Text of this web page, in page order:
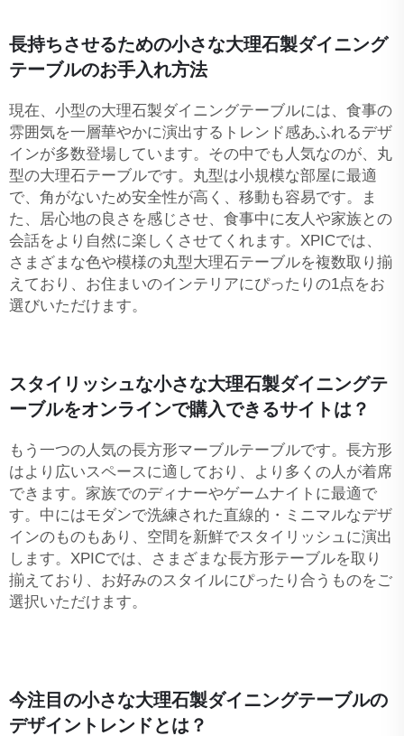
長持ちさせるための小さな大理石製ダイニング
テーブルのお手入れ方法
現在、小型の大理石製ダイニングテーブルには、食事の
雰囲気を一層華やかに演出するトレンド感あふれるデザ
インが多数登場しています。その中でも人気なのが、丸
型の大理石テーブルです。丸型は小規模な部屋に最適
で、角がないため安全性が高く、移動も容易です。ま
た、居心地の良さを感じさせ、食事中に友人や家族との
会話をより自然に楽しくさせてくれます。XPICでは、
さまざまな色や模様の丸型大理石テーブルを複数取り揃
えており、お住まいのインテリアにぴったりの1点をお
選びいただけます。
スタイリッシュな小さな大理石製ダイニングテ
ーブルをオンラインで購入できるサイトは？
もう一つの人気の長方形マーブルテーブルです。長方形
はより広いスペースに適しており、より多くの人が着席
できます。家族でのディナーやゲームナイトに最適で
す。中にはモダンで洗練された直線的・ミニマルなデザ
インのものもあり、空間を新鮮でスタイリッシュに演出
します。XPICでは、さまざまな長方形テーブルを取り
揃えており、お好みのスタイルにぴったり合うものをご
選択いただけます。
今注目の小さな大理石製ダイニングテーブルの
デザイントレンドとは？